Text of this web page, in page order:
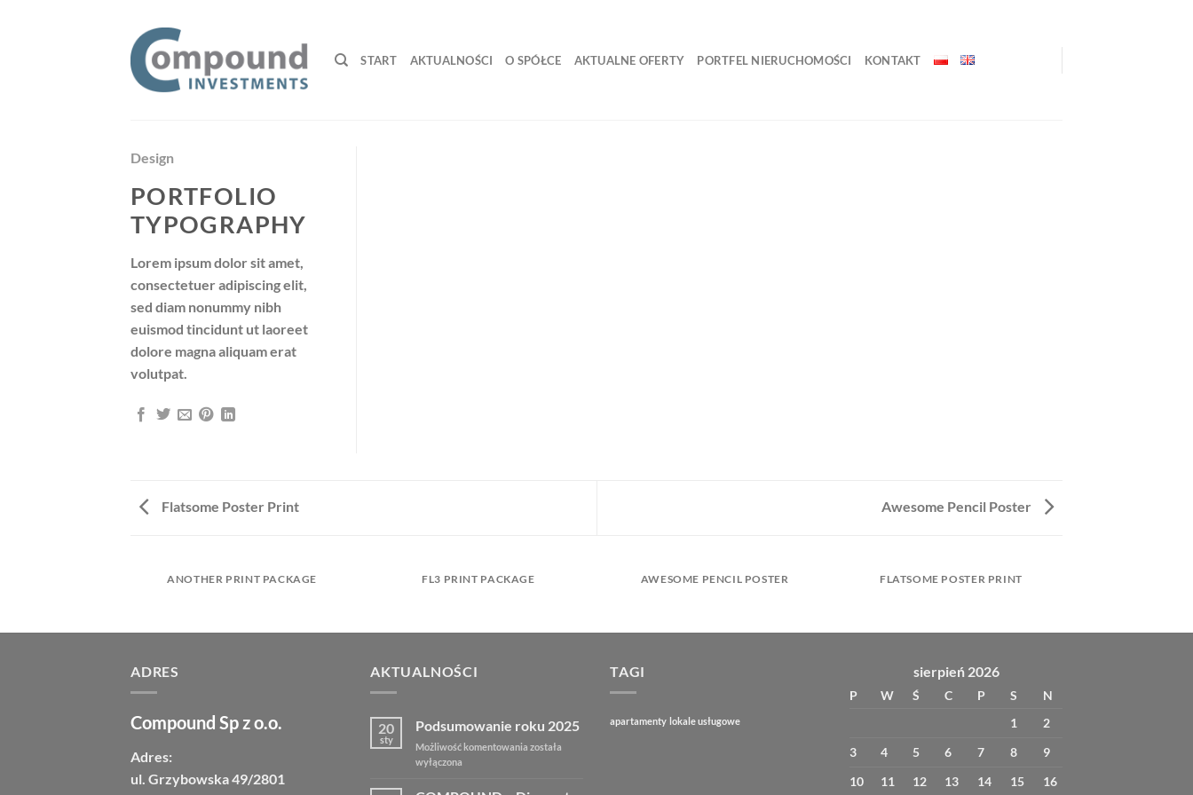
START AKTUALNOŚCI O SPÓŁCE AKTUALNE OFERTY PORTFEL NIERUCHOMOŚCI KONTAKT
Design
PORTFOLIO
TYPOGRAPHY
Lorem ipsum dolor sit amet,
consectetuer adipiscing elit,
sed diam nonummy nibh
euismod tincidunt ut laoreet
dolore magna aliquam erat
volutpat.
Flatsome Poster Print Awesome Pencil Poster
ANOTHER PRINT PACKAGE FL3 PRINT PACKAGE AWESOME PENCIL POSTER FLATSOME POSTER PRINT
ADRES
Compound Sp z o.o.
Adres:
ul. Grzybowska 49/2801
AKTUALNOŚCI
20
sty
Podsumowanie roku 2025
Możliwość komentowania Podsumowanie
została
wyłączona
TAGI
apartamenty lokale usługowe
sierpień 2026
P W Ś C P S
N
1
2
3
4 5 6 7 8
9
10
11 12 13 14 15 16